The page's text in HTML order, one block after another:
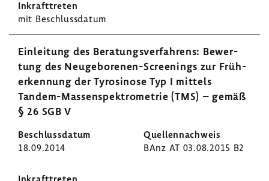
mit Beschluss­datum
Einlei­tung des Bera­tungs­ver­fah­rens: Bewer­
tung des Neugeborenen-​Screenings zur Früh­
erken­nung der Tyro­si­nose Typ I mittels
Tandem-​Massenspektrometrie (TMS) – gemäß
§ 26 SGB V
18.09.2014 BAnz AT 03.08.2015 B2